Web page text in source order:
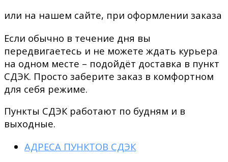
или на нашем сайте, при оформлении заказа
Если обычно в течение дня вы
передвигаетесь и не можете ждать курьера
на одном месте – подойдёт доставка в пункт
СДЭК. Просто заберите заказ в комфортном
для себя режиме.
Пункты СДЭК работают по будням и в
выходные.
АДРЕСА ПУНКТОВ СДЭК